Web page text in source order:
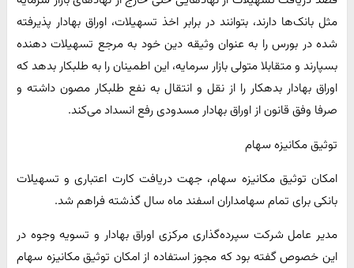
مثل بانک‌ها دارند، بتوانند در برابر اخذ تسهیلات، اوراق بهادار پذیرفته
شده در بورس را به عنوان وثیقه دین خود به مرجع تسهیلات دهنده
بسپارند و متقابلا متولی بازار سرمایه، این اطمینان را به طلبکار بدهد که
اوراق بهادار بدهکار را از نقل و انتقال به نفع طلبکار مصون داشته و
صرفا وفق قانون از اوراق بهادار مسدودی رفع انسداد می‌کند.
توثیق مکانیزه سهام
امکان توثیق مکانیزه سهام، جهت دریافت کارت اعتباری و تسهیلات
بانکی برای تمام سهامداران اسفند ماه سال گذشته فراهم شد.
مدیر عامل شرکت سپرده‌گذاری مرکزی اوراق بهادار و تسویه وجوه در
این خصوص گفته بود که مجوز استفاده از امکان توثیق مکانیزه سهام